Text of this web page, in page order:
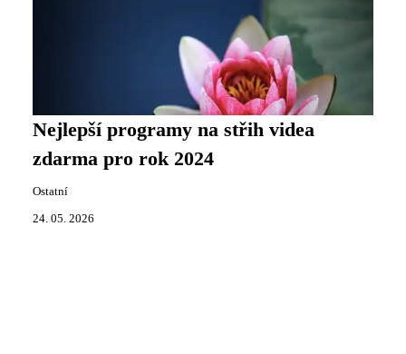
Nejlepší programy na střih videa
zdarma pro rok 2024
Ostatní
24. 05. 2026